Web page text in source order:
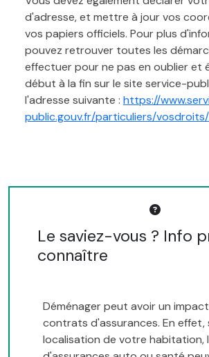
d'adresse, et mettre à jour vos
vos papiers officiels. Pour plus
pouvez retrouver toutes les
effectuer pour ne pas en oublier et
début à la fin sur le site service-
l'adresse suivante : https://
public.gouv.fr/particuliers/vosdroits/
Le saviez-vous ? Info
connaître
Déménager peut avoir un
contrats d'assurances. En effet,
localisation de votre habitation,